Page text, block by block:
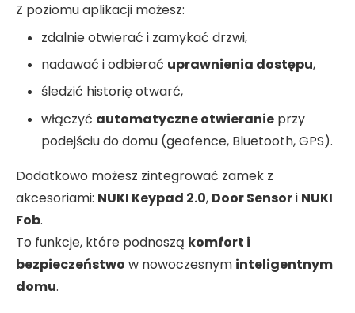
Z poziomu aplikacji możesz:
zdalnie otwierać i zamykać drzwi,
nadawać i odbierać uprawnienia dostępu,
śledzić historię otwarć,
włączyć automatyczne otwieranie przy
podejściu do domu (geofence, Bluetooth, GPS).
Dodatkowo możesz zintegrować zamek z
akcesoriami: NUKI Keypad 2.0, Door Sensori NUKI
Fob.
To funkcje, które podnoszą komfort i
bezpieczeństwo w nowoczesnym inteligentnym
domu.